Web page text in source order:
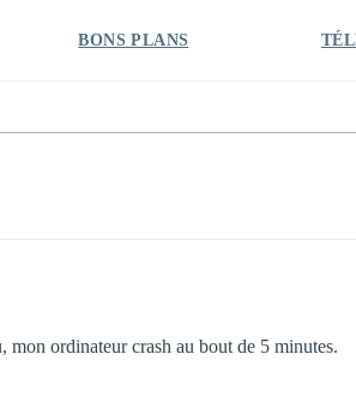
BONS PLANS
ordinateur crash au bout de 5 minutes.